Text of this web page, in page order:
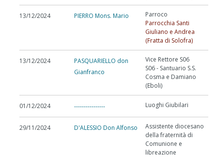
13/12/2024 PIERRO Mons. Mario
Parroco
Parrocchia Santi
Giuliano e Andrea
(Fratta di Solofra)
13/12/2024
PASQUARIELLO don
Gianfranco
Vice Rettore S06
S06 - Santuario S.S.
Cosma e Damiano
(Eboli)
01/12/2024 ---------------- Luoghi Giubilari
29/11/2024 D'ALESSIO Don Alfonso
Assistente diocesano
della fraternità di
Comunione e
libreazione